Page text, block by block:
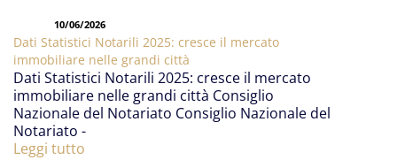
10/06/2026
Dati Statistici Notarili 2025: cresce il mercato
immobiliare nelle grandi città
Dati Statistici Notarili 2025: cresce il mercato
immobiliare nelle grandi città Consiglio
Nazionale del Notariato Consiglio Nazionale del
Notariato -
Leggi tutto